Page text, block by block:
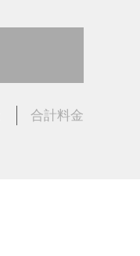
合計料金